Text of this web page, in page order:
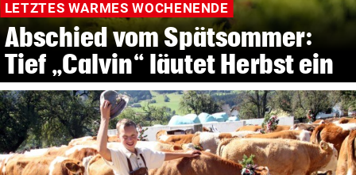
LETZTES WARMES WOCHENENDE
Abschied vom Spätsommer:
Tief „Calvin“ läutet Herbst ein